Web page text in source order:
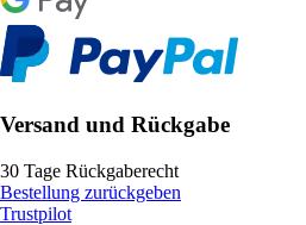
Versand und Rückgabe
30 Tage Rückgaberecht
Bestellung zurückgeben
Trustpilot